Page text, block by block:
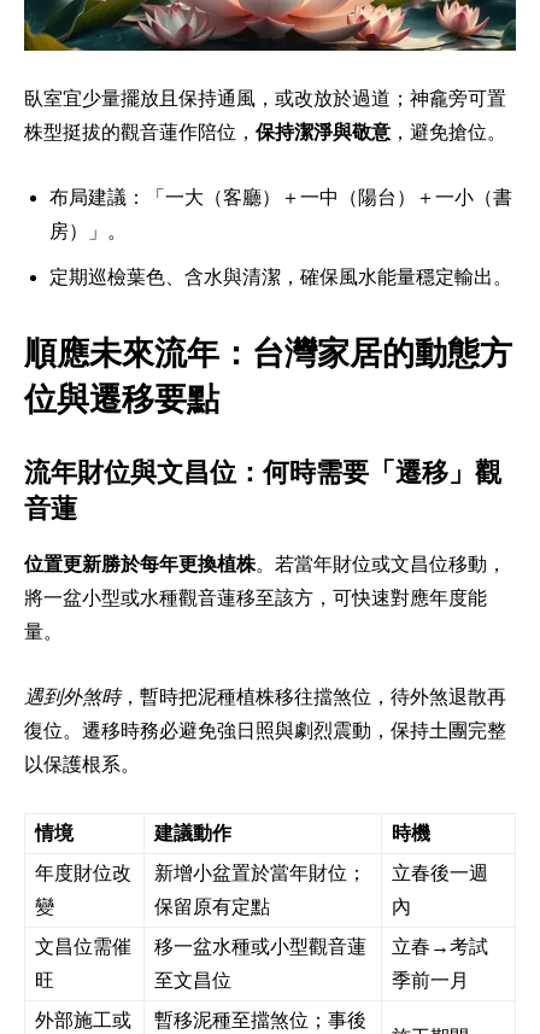
臥室宜少量擺放且保持通風，或改放於過道；神龕旁可置
株型挺拔的觀音蓮作陪位， 保持潔淨與敬意 ，避免搶位。
布局建議：「一大（客廳）＋一中（陽台）＋一小（書
房）」。
定期巡檢葉色、含水與清潔，確保風水能量穩定輸出。
順應未來流年：台灣家居的動態方
位與遷移要點
流年財位與文昌位：何時需要「遷移」觀
音蓮
位置更新勝於每年更換植株。若當年財位或文昌位移動，
將一盆小型或水種觀音蓮移至該方，可快速對應年度能
量。
遇到外煞時，暫時把泥種植株移往擋煞位，待外煞退散再
復位。遷移時務必避免強日照與劇烈震動，保持土團完整
以保護根系。
情境 建議動作
時機
年度財位改
變
新增小盆置於當年財位；
保留原有定點
立春後一週
內
文昌位需催
旺
移一盆水種或小型觀音蓮
至文昌位
立春→考試
季前一月
外部施工或
暫移泥種至擋煞位；事後